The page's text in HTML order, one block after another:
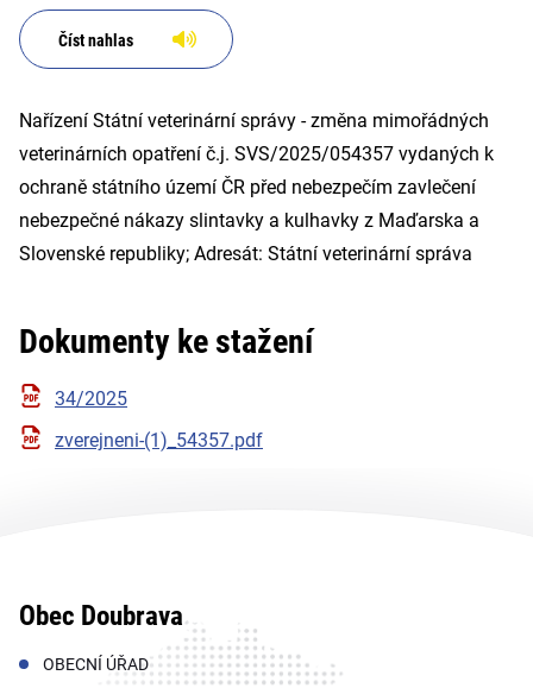
Slovenské republiky; Adresát:
Číst nahlas
Nařízení Státní veterinární správy - změna mimořádných
veterinárních opatření č.j. SVS/2025/054357 vydaných k
ochraně státního území ČR před nebezpečím zavlečení
nebezpečné nákazy slintavky a kulhavky z Maďarska a
Slovenské republiky; Adresát: Státní veterinární správa
Dokumenty ke stažení
34/2025
zverejneni-(1)_54357.pdf
Obec Doubrava
OBECNÍ ÚŘAD